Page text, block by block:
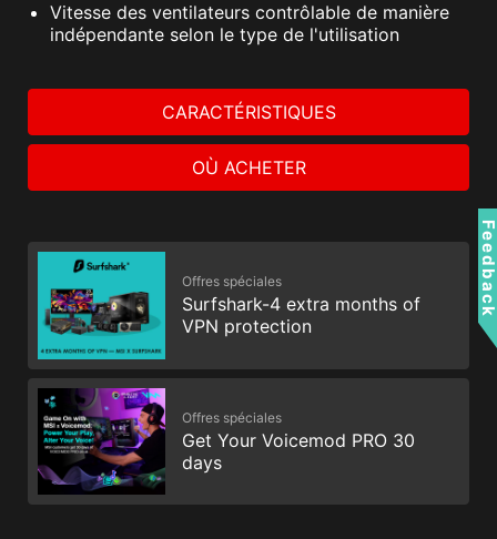
Vitesse des ventilateurs contrôlable de manière
indépendante selon le type de l'utilisation
CARACTÉRISTIQUES
OÙ ACHETER
Offres spéciales
Surfshark-4 extra months of
VPN protection
Offres spéciales
Get Your Voicemod PRO 30
days